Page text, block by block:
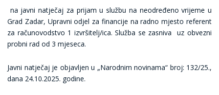
na javni natječaj za prijam u službu na neodređeno vrijeme u
Grad Zadar, Upravni odjel za financije na radno mjesto referent
za računovodstvo 1 izvršitelj/ica. Služba se zasniva uz obvezni
probni rad od 3 mjeseca.
Javni natječaj je objavljen u „Narodnim novinama“ broj: 132/25.,
dana 24.10.2025. godine.